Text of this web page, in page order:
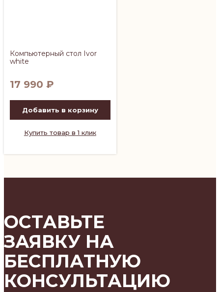
Компьютерный стол Ivor
white
17 990 ₽
Добавить в корзину
Купить товар в 1 клик
ОСТАВЬТЕ
ЗАЯВКУ НА
БЕСПЛАТНУЮ
КОНСУЛЬТАЦИЮ